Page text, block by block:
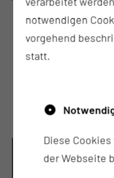
Zugang zu
Datenbanken
Regelmäßige
Einsätzen
PJ-STUDENTEN
(HÄMATOLOGIE/
notwendigen
vorgehend
statt.
Diese
der Webseite